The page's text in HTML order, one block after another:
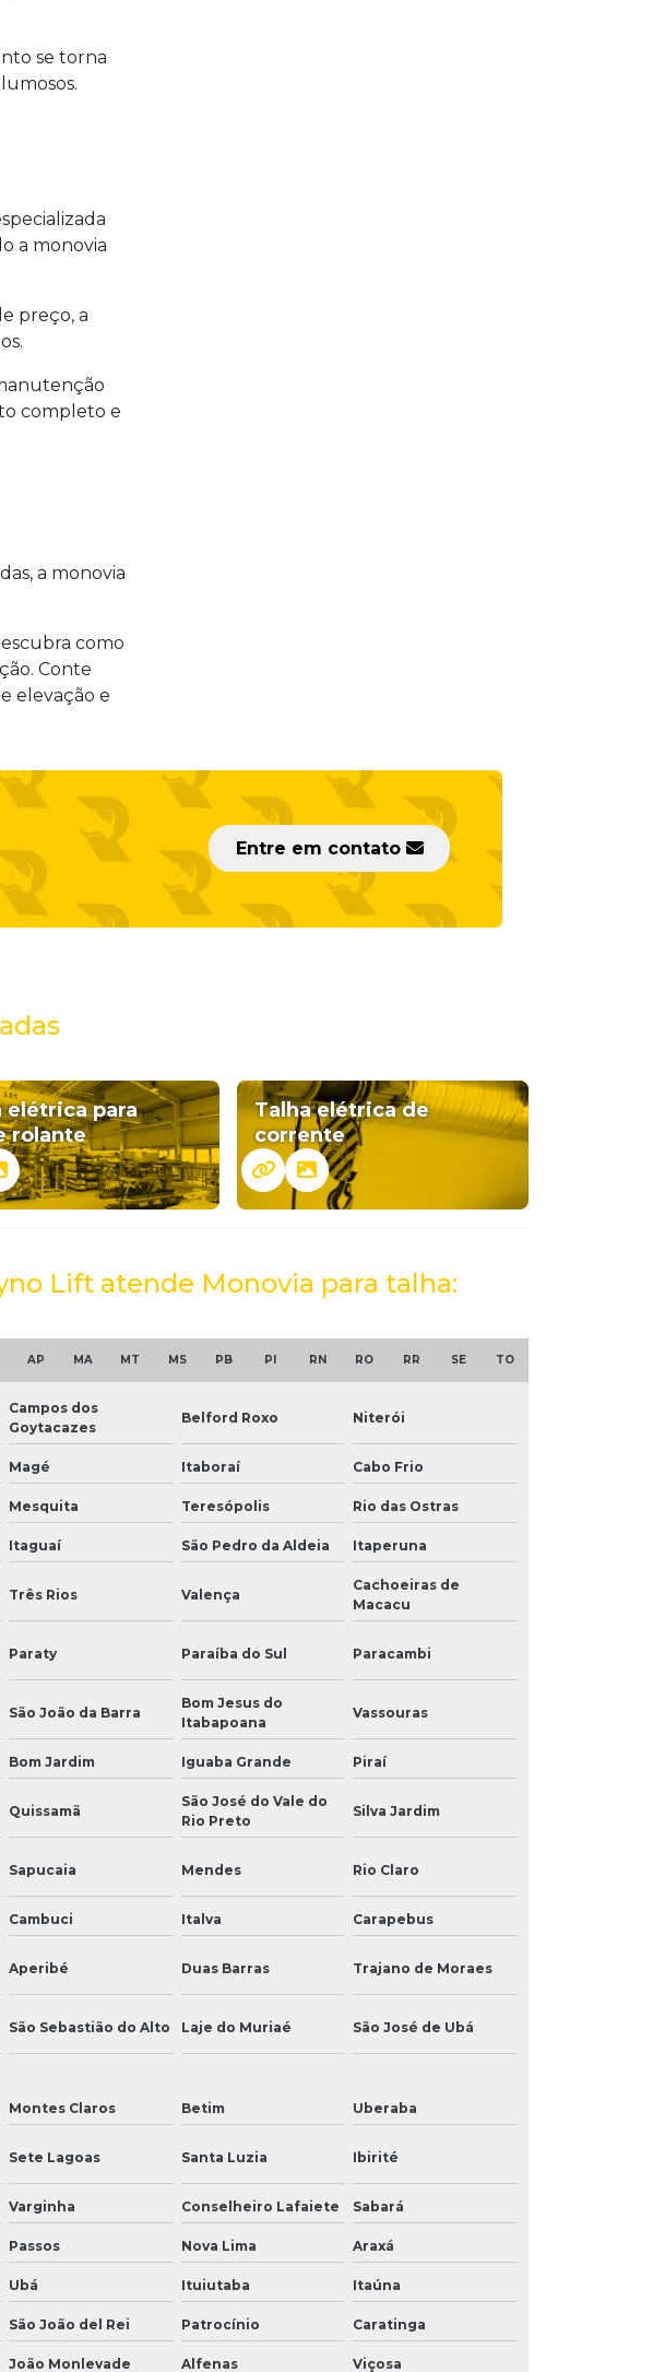
se torna
a monovia
preço, a
completo e
a monovia
como
Conte
elevação e
Entre em contato
elétrica para
rolante
Talha elétrica de
corrente
Lift atende Monovia para talha:
AP MA MT MS PB PI RN RO RR SE TO
Campos dos
Goytacazes
Belford Roxo Niterói
Magé Itaboraí Cabo Frio
Mesquita Teresópolis Rio das Ostras
Itaguaí São Pedro da Aldeia Itaperuna
Três Rios Valença
Cachoeiras de
Macacu
Paraty Paraíba do Sul Paracambi
São João da Barra
Bom Jesus do
Itabapoana
Vassouras
Bom Jardim Iguaba Grande Piraí
Quissamã
São José do Vale do
Rio Preto
Silva Jardim
Sapucaia Mendes Rio Claro
Cambuci Italva Carapebus
Aperibé Duas Barras Trajano de Moraes
São Sebastião do Alto Laje do Muriaé São José de Ubá
Montes Claros Betim Uberaba
Sete Lagoas Santa Luzia Ibirité
Varginha Conselheiro Lafaiete Sabará
Passos Nova Lima Araxá
Ubá Ituiutaba Itaúna
São João del Rei Patrocínio Caratinga
João Monlevade Alfenas Viçosa